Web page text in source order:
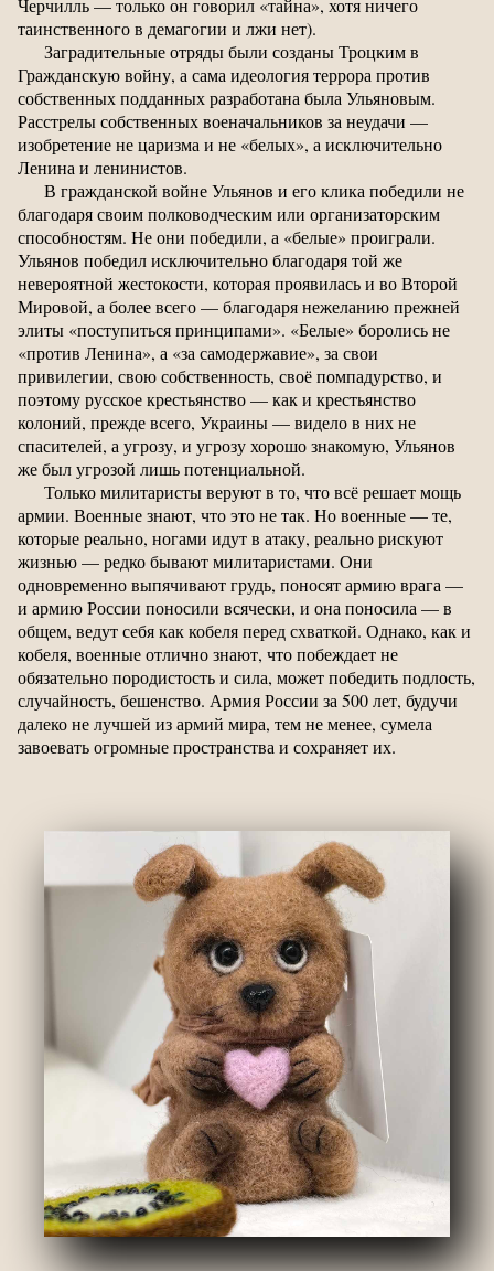
Черчилль — только он говорил «тайна», хотя ничего
таинственного в демагогии и лжи нет).
Заградительные отряды были созданы Троцким в
Гражданскую войну, а сама идеология террора против
собственных подданных разработана была Ульяновым.
Расстрелы собственных военачальников за неудачи —
изобретение не царизма и не «белых», а исключительно
Ленина и ленинистов.
В гражданской войне Ульянов и его клика победили не
благодаря своим полководческим или организаторским
способностям. Не они победили, а «белые» проиграли.
Ульянов победил исключительно благодаря той же
невероятной жестокости, которая проявилась и во Второй
Мировой, а более всего — благодаря нежеланию прежней
элиты «поступиться принципами». «Белые» боролись не
«против Ленина», а «за самодержавие», за свои
привилегии, свою собственность, своё помпадурство, и
поэтому русское крестьянство — как и крестьянство
колоний, прежде всего, Украины — видело в них не
спасителей, а угрозу, и угрозу хорошо знакомую, Ульянов
же был угрозой лишь потенциальной.
Только милитаристы веруют в то, что всё решает мощь
армии. Военные знают, что это не так. Но военные — те,
которые реально, ногами идут в атаку, реально рискуют
жизнью — редко бывают милитаристами. Они
одновременно выпячивают грудь, поносят армию врага —
и армию России поносили всячески, и она поносила — в
общем, ведут себя как кобеля перед схваткой. Однако, как и
кобеля, военные отлично знают, что побеждает не
обязательно породистость и сила, может победить подлость,
случайность, бешенство. Армия России за 500 лет, будучи
далеко не лучшей из армий мира, тем не менее, сумела
завоевать огромные пространства и сохраняет их.